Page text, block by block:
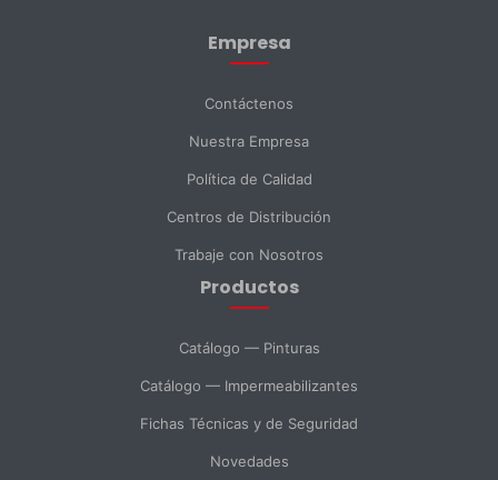
Empresa
Contáctenos
Nuestra Empresa
Política de Calidad
Centros de Distribución
Trabaje con Nosotros
Productos
Catálogo — Pinturas
Catálogo — Impermeabilizantes
Fichas Técnicas y de Seguridad
Novedades